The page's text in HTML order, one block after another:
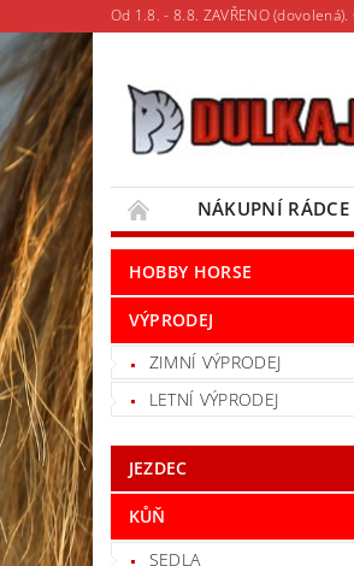
Od 1.8. - 8.8. ZAVŘENO
NÁKUPNÍ RÁDCE
MOJE OBJEDNÁVKA
HOBBY HORSE
VÝPRODEJ
ZIMNÍ VÝPRODEJ
LETNÍ VÝPRODEJ
JEZDEC
KŮŇ
SEDLA